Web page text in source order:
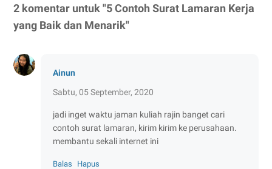
2 komentar untuk "5 Contoh Surat Lamaran Kerja
yang Baik dan Menarik"
Ainun
Sabtu, 05 September, 2020
jadi inget waktu jaman kuliah rajin banget cari
contoh surat lamaran, kirim kirim ke perusahaan.
membantu sekali internet ini
Balas Hapus